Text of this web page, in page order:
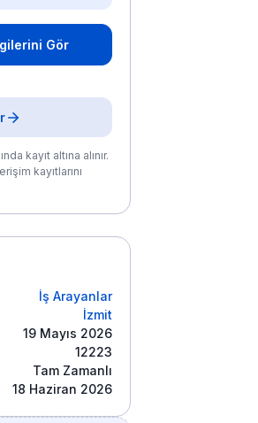
Gör
kayıt altına alınır.
kayıtlarını
İş Arayanlar
İzmit
19 Mayıs 2026
12223
Tam Zamanlı
18 Haziran 2026